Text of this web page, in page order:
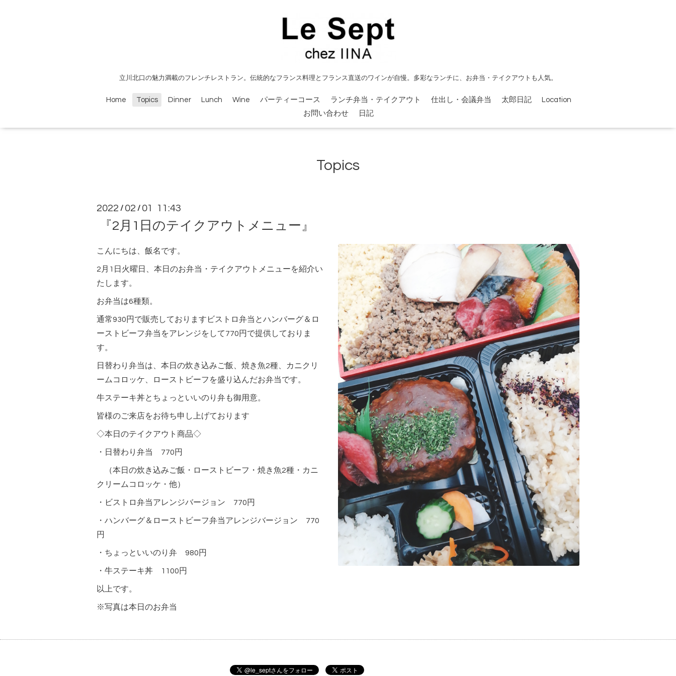
立川北口の魅力満載のフレンチレストラン。伝統的なフランス料理とフランス直送のワインが自慢。多彩なランチに、お弁当・テイクアウトも人気。
Home Topics Dinner Lunch Wine パーティーコース ランチ弁当・テイクアウト 仕出し・会議弁当 太郎日記
Location
お問い合わせ
日記
Topics
2022 / 02 / 01 11:43
『2月1日のテイクアウトメニュー』
こんにちは、飯名です。
2月1日火曜日、本日のお弁当・テイクアウトメニューを紹介い
たします。
お弁当は6種類。
通常930円で販売しておりますビストロ弁当とハンバーグ＆ロ
ーストビーフ弁当をアレンジをして770円で提供しておりま
す。
日替わり弁当は、本日の炊き込みご飯、焼き魚2種、カニクリ
ームコロッケ、ローストビーフを盛り込んだお弁当です。
牛ステーキ丼とちょっといいのり弁も御用意。
皆様のご来店をお待ち申し上げております
◇本日のテイクアウト商品◇
・日替わり弁当 770円
（本日の炊き込みご飯・ローストビーフ・焼き魚2種・カニ
クリームコロッケ・他）
・ビストロ弁当アレンジバージョン 770円
・ハンバーグ＆ローストビーフ弁当アレンジバージョン 770
円
・ちょっといいのり弁 980円
・牛ステーキ丼 1100円
以上です。
※写真は本日のお弁当